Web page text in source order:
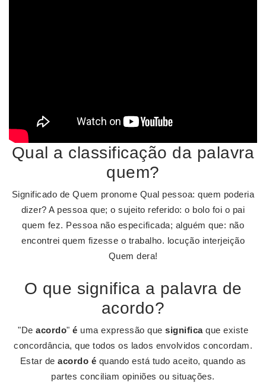
Qual a classificação da palavra
quem?
Significado de Quem pronome Qual pessoa: quem poderia
dizer? A pessoa que; o sujeito referido: o bolo foi o pai
quem fez. Pessoa não especificada; alguém que: não
encontrei quem fizesse o trabalho. locução interjeição
Quem dera!
O que significa a palavra de
acordo?
"De acordo" é uma expressão que significaque existe
concordância, que todos os lados envolvidos concordam.
Estar de acordo é quando está tudo aceito, quando as
partes conciliam opiniões ou situações.